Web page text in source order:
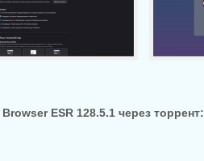
ESR 128.5.1 через торрент: